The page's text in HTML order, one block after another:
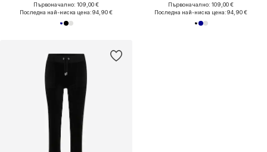
Първоначално: 109,00 €
Последна най-ниска цена:94,90 €
Първоначално: 109,00 €
Последна най-ниска цена:94,90 €